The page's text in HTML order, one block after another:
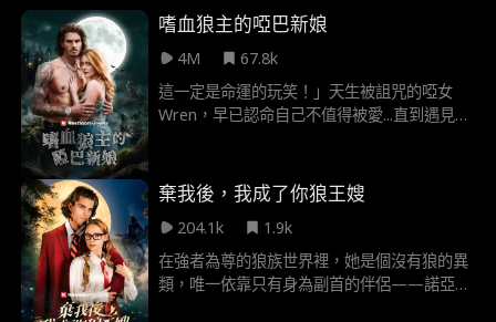
嗜血狼主的啞巴新娘
4M
67.8k
這一定是命運的玩笑！」天生被詛咒的啞女
Wren，早已認命自己不值得被愛...直到遇見那
道的是——這位Alpha身上，也帶著足以毀滅
愛情的可怕詛咒...
棄我後，我成了你狼王嫂
204.1k
1.9k
在強者為尊的狼族世界裡，她是個沒有狼的異
類，唯一依靠只有身為副首的伴侶——諾亞。